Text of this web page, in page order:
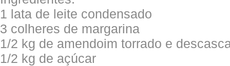
1 lata de leite condensado
3 colheres de margarina
1/2 kg de amendoim torrado e
1/2 kg de açúcar